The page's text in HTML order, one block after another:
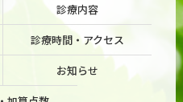
診療内容
診療時間・アクセス
お知らせ